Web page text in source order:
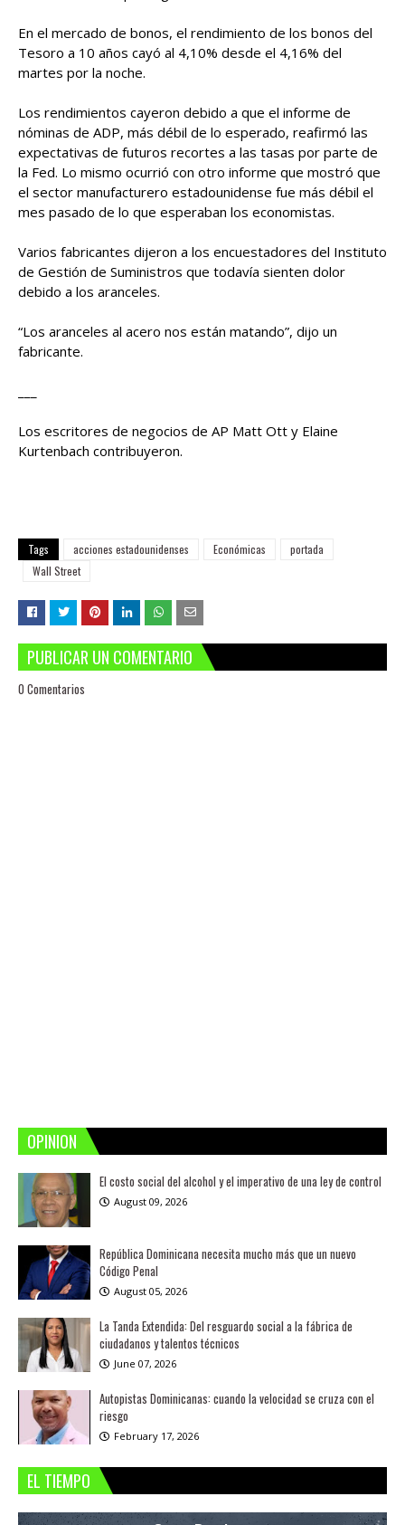
En el mercado de bonos, el rendimiento de los bonos del
Tesoro a 10 años cayó al 4,10% desde el 4,16% del
martes por la noche.
Los rendimientos cayeron debido a que el informe de
nóminas de ADP, más débil de lo esperado, reafirmó las
expectativas de futuros recortes a las tasas por parte de
la Fed. Lo mismo ocurrió con otro informe que mostró que
el sector manufacturero estadounidense fue más débil el
mes pasado de lo que esperaban los economistas.
Varios fabricantes dijeron a los encuestadores del Instituto
de Gestión de Suministros que todavía sienten dolor
debido a los aranceles.
“Los aranceles al acero nos están matando”, dijo un
fabricante.
Los escritores de negocios de AP Matt Ott y Elaine
Kurtenbach contribuyeron.
Tags acciones estadounidenses Económicas
portada
Wall Street
PUBLICAR UN COMENTARIO
0 Comentarios
OPINION
El costo social del alcohol y el imperativo de una ley de control
August 09, 2026
República Dominicana necesita mucho más que un nuevo
Código Penal
August 05, 2026
La Tanda Extendida: Del resguardo social a la fábrica de
ciudadanos y talentos técnicos
June 07, 2026
Autopistas Dominicanas: cuando la velocidad se cruza con el
riesgo
February 17, 2026
EL TIEMPO